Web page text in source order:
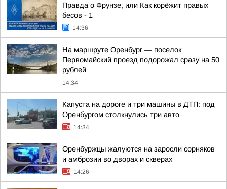
Правда о Фрунзе, или Как корёжит правых
бесов - 1
14:36
На маршруте Оренбург — поселок
Первомайский проезд подорожал сразу на 50
рублей
14:34
Капуста на дороге и три машины в ДТП: под
Оренбургом столкнулись три авто
14:34
Оренбуржцы жалуются на заросли сорняков
и амброзии во дворах и скверах
14:26